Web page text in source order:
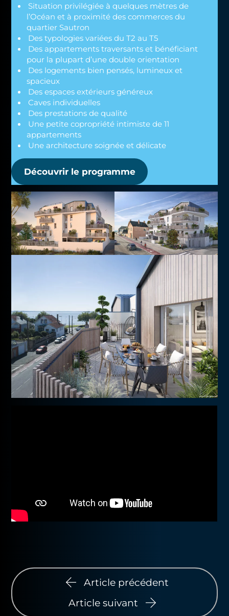
Situation privilégiée à quelques mètres de
l’Océan et à proximité des commerces du
quartier Sautron
Des typologies variées du T2 au T5
Des appartements traversants et bénéficiant
pour la plupart d’une double orientation
Des logements bien pensés, lumineux et
spacieux
Des espaces extérieurs généreux
Caves individuelles
Des prestations de qualité
Une petite copropriété intimiste de 11
appartements
Une architecture soignée et délicate
Découvrir le programme
Article précédent
Article suivant